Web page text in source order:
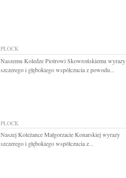
PŁOCK
Naszemu Koledze Piotrowi Skowrońskiemu wyrazy
szczerego i głębokiego współczucia z powodu...
PŁOCK
Naszej Koleżance Małgorzacie Konarskiej wyrazy
szczerego i głębokiego współczucia z...